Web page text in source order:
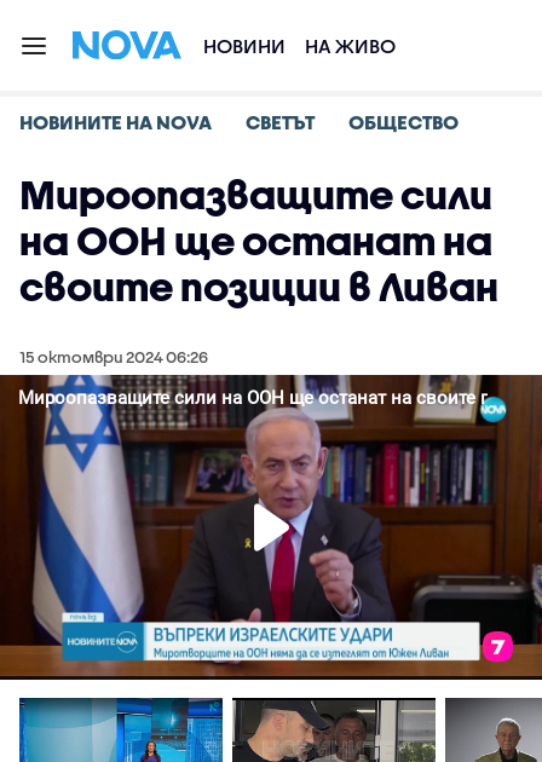
НОВИНИ НА ЖИВО
НОВИНИТЕ НА NOVA СВЕТЪТ ОБЩЕСТВО
Мироопазващите сили
на ООН ще останат на
своите позиции в Ливан
15 октомври 2024 06:26